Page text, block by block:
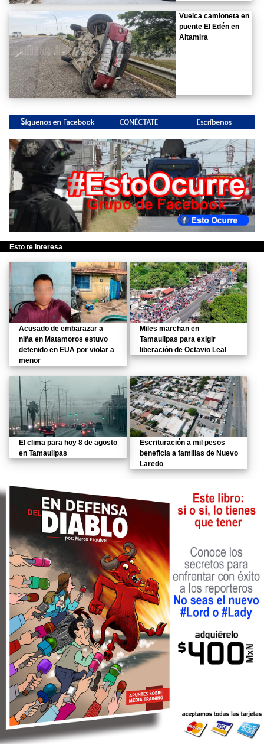
Vuelca camioneta en
puente El Edén en
Altamira
Esto te Interesa
Acusado de embarazar a
niña en Matamoros estuvo
detenido en EUA por violar a
menor
Miles marchan en
Tamaulipas para exigir
liberación de Octavio Leal
El clima para hoy 8 de agosto
en Tamaulipas
Escrituración a mil pesos
beneficia a familias de Nuevo
Laredo